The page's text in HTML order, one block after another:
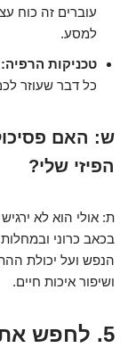
עוברים זה כוח
למסע.
טכניקות הרפיה:
כל דבר שעוזר
ש: האם
הפיזי שלי?
ת: אולי הוא לא
בכאב כרוני
הנפש ועל יכולת
ושיפור איכות חיים.
5. לחפש